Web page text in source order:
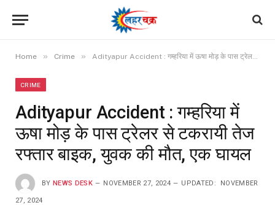
Home » Crime » Adityapur Accident : गम्हरिया में ऊषा मोड़ के पास ट्रेलर से टकरायी तेज रफ्तार बाइक, युवक की मौत, एक घायल
CRIME
Adityapur Accident : गम्हरिया में
ऊषा मोड़ के पास ट्रेलर से टकरायी तेज
रफ्तार बाइक, युवक की मौत, एक घायल
BY NEWS DESK NOVEMBER 27, 2024 UPDATED: NOVEMBER
27, 2024